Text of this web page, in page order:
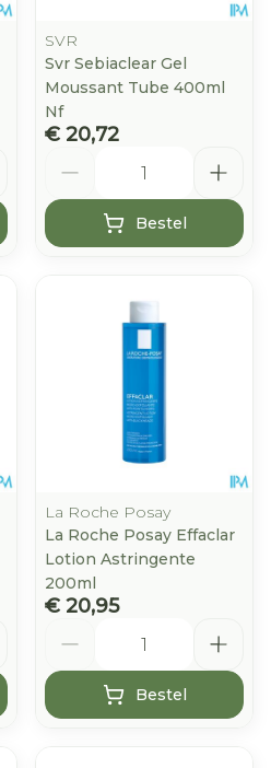
SVR
Svr Sebiaclear Gel
Moussant Tube 400ml
Nf
€ 20,72
Bestel
La Roche Posay
La Roche Posay Effaclar
Lotion Astringente
200ml
€ 20,95
Bestel